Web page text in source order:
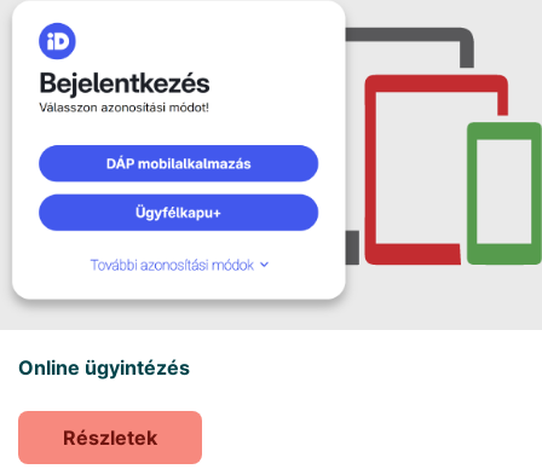
Online ügyintézés
Részletek